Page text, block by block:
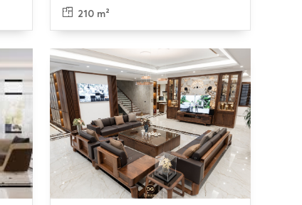
viên KĐT Nam An Khánh, Sudico
210 m²